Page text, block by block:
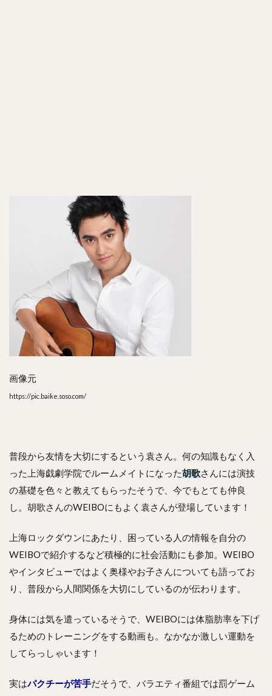
画像元
https://pic.baike.soso.com/
普段から友情を大切にするという袁さん。何の知識もなく入
った上海戯劇学院でルームメイトになった胡歌さんには演技
の基礎を色々と教えてもらったそうで、今でもとても仲良
し。胡歌さんのWEIBOにもよく袁さんが登場しています！
上海ロックダウンにあたり、困っている人の情報を自分の
WEIBOで紹介するなど積極的に社会活動にも参加。WEIBO
やインタビューではよく奥様やお子さんについても語ってお
り、普段から人間関係を大切にしているのが伝わります。
身体には気を遣っているそうで、WEIBOには体脂肪率を下げ
るためのトレーニングをする動画も。なかなか激しい運動を
してらっしゃいます！
実はパクチーが苦手だそうで、バラエティ番組では罰ゲーム